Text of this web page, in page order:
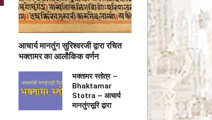
आचार्य मानतुंग सुरिश्वरजी द्वारा रचित
भक्तामर का आलौकिक वर्णन
भक्तामर स्तोत्र –
Bhaktamar
Stotra – आचार्य
मानतुंगसूरि द्वारा